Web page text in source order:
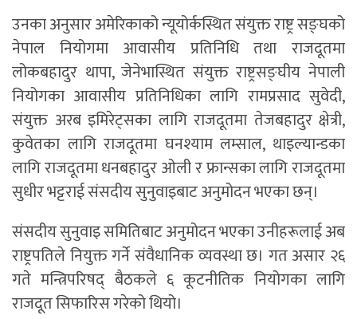
उनका अनुसार अमेरिकाको न्यूयोर्कस्थित संयुक्त राष्ट्र सङ्घको
नेपाल नियोगमा आवासीय प्रतिनिधि तथा राजदूतमा
लोकबहादुर थापा, जेनेभास्थित संयुक्त राष्ट्रसङ्घीय नेपाली
नियोगका आवासीय प्रतिनिधिका लागि रामप्रसाद सुवेदी,
संयुक्त अरब इमिरेट्सका लागि राजदूतमा तेजबहादुर क्षेत्री,
कुवेतका लागि राजदूतमा घनश्याम लम्साल, थाइल्यान्डका
लागि राजदूतमा धनबहादुर ओली र फ्रान्सका लागि राजदूतमा
सुधीर भट्टराई संसदीय सुनुवाइबाट अनुमोदन भएका छन्।
संसदीय सुनुवाइ समितिबाट अनुमोदन भएका उनीहरूलाई अब
राष्ट्रपतिले नियुक्त गर्ने संवैधानिक व्यवस्था छ। गत असार २६
गते मन्त्रिपरिषद् बैठकले ६ कूटनीतिक नियोगका लागि
राजदूत सिफारिस गरेको थियो।